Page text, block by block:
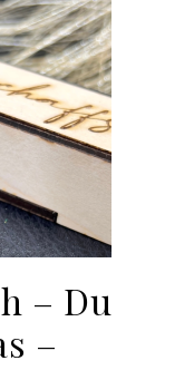
– Du
–